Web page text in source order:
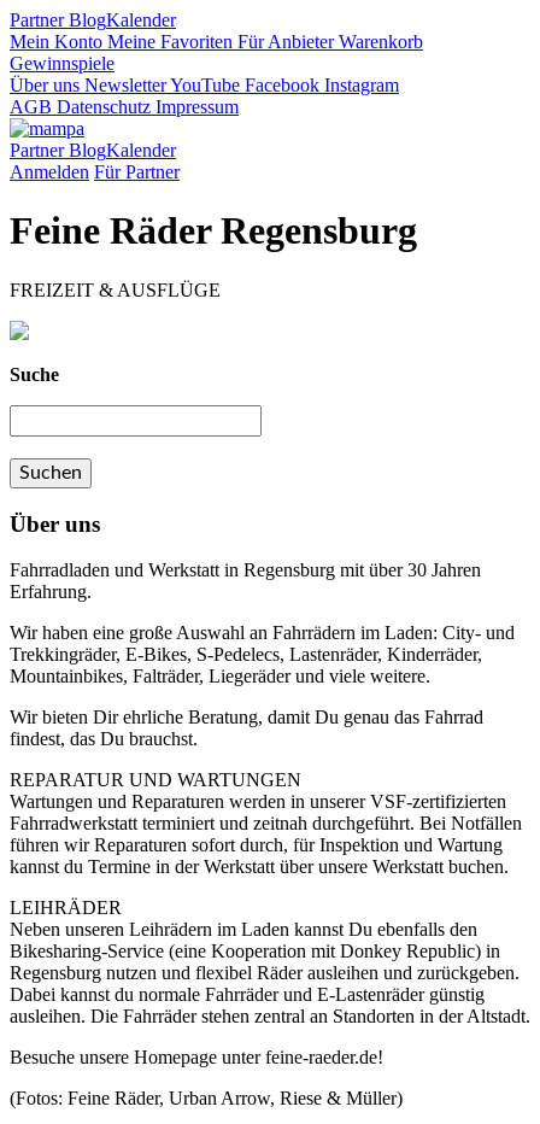
PartnerBlogKalender
Mein Konto Meine Favoriten Für AnbieterWarenkorb
Gewinnspiele
Über uns NewsletterYouTube Facebook Instagram
AGB Datenschutz Impressum
PartnerBlogKalender
Anmelden Für Partner
Feine Räder Regensburg
FREIZEIT & AUSFLÜGE
Suche
Über uns
Fahrradladen und Werkstatt in Regensburg mit über 30 Jahren
Erfahrung.
Wir haben eine große Auswahl an Fahrrädern im Laden: City- und
Trekkingräder, E-Bikes, S-Pedelecs, Lastenräder, Kinderräder,
Mountainbikes, Falträder, Liegeräder und viele weitere.
Wir bieten Dir ehrliche Beratung, damit Du genau das Fahrrad
findest, das Du brauchst.
REPARATUR UND WARTUNGEN
Wartungen und Reparaturen werden in unserer VSF-zertifizierten
Fahrrad­werkstatt terminiert und zeitnah durchgeführt. Bei Notfällen
führen wir Reparaturen sofort durch, für Inspektion und Wartung
kannst du Termine in der Werkstatt über unsere Werkstatt buchen.
LEIHRÄDER
Neben unseren Leihrädern im Laden kannst Du ebenfalls den
Bikesharing-Service (eine Kooperation mit Donkey Republic) in
Regensburg nutzen und flexibel Räder ausleihen und zurückgeben.
Dabei kannst du normale Fahrräder und E-Lastenräder günstig
ausleihen. Die Fahrräder stehen zentral an Standorten in der Altstadt.
Besuche unsere Homepage unter feine-raeder.de!
(Fotos: Feine Räder, Urban Arrow, Riese & Müller)